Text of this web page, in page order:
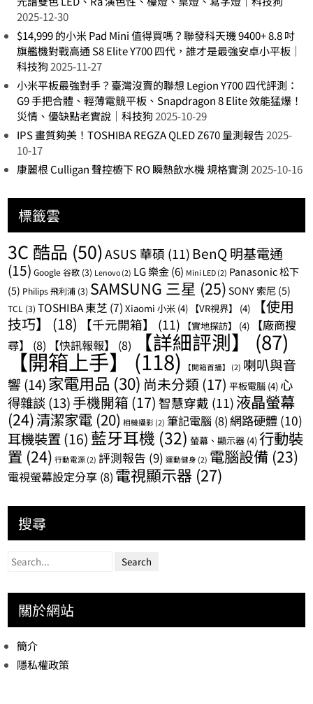
2025-12-30
$14,999 的小米 Pad Mini 值得買嗎？聯發科天璣 9400+ 8.8 吋
旗艦機對戰高通 S8 Elite Y700 四代，誰才是最強安卓小平板｜
科技狗 2025-11-27
小米平板最強對手？臺灣沒賣的聯想 Legion Y700 四代評測：
G9 手把合體、輕薄電競平板、Snapdragon 8 Elite 效能猛爆！
災情、優缺點老實說｜科技狗 2025-10-29
IPS 畫質夠美！TOSHIBA REGZA QLED Z670 量測報告2025-
10-17
康麗根 Culligan 聲控櫥下 RO 瞬熱飲水機 規格實測 2025-10-16
標籤雲
3C 酷品 (50)ASUS 華碩 (11) BenQ 明基電通
(15) Google 谷歌 (3) Lenovo (2) LG 樂金(6) Mini LED (2) Panasonic 松下
(5) Philips 飛利浦 (3) SAMSUNG 三星 (25) SONY 索尼 (5)
TCL (3) TOSHIBA 東芝 (7) Xiaomi 小米 (4) 【VR視界】 (4)
【使用
技巧】
(18) 【千元開箱】 (11) 【實地探訪】 (4)
【廠商搜
尋】
(8) 【快訊報報】 (8) 【詳細評測】 (87)
【開箱上手】(118) 【開箱首播】 (2) 喇叭與音
響 (14)家電用品 (30) 尚未分類 (17) 平板電腦 (4) 心
得雜談 (13)手機開箱 (17) 智慧穿戴 (11) 液晶螢幕
(24)清潔家電 (20) 相機攝影 (2) 筆記電腦 (8)網路硬體 (10)
耳機裝置 (16) 藍牙耳機 (32) 螢幕、顯示器 (4)行動裝
置 (24) 行動電源 (2) 評測報告 (9) 運動健身 (2) 電腦設備 (23)
電視螢幕設定分享 (8) 電視顯示器 (27)
搜尋
關於網站
簡介
隱私權政策